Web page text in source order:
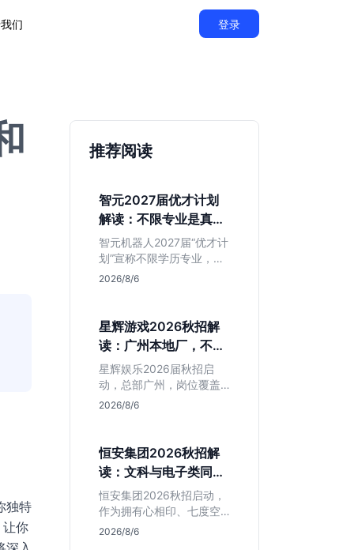
们 登录
独特
让你
推荐阅读
智元2027届优才计划
解读：不限专业是真的
吗？
智元机器人2027届“优才计
划”宣称不限学历专业，实
则聚焦具身智能顶尖人
真等核心方向，帮你判断
是否值得投递及如何准备
硬核项目。
2026/8/6
星辉游戏2026秋招解
读：广州本地厂，不限
专业但薪资面议
星辉娱乐2026届秋招启
动，总部广州，岗位覆盖
技术、美术、策划。PHP
想接触项目全流程的应届
生，追求大厂光环者慎
投。
2026/8/6
恒安集团2026秋招解
读：文科与电子类同学
的稳妥选择？
恒安集团2026秋招启动，
作为拥有心相印、七度空
间等国民品牌的快消巨
2026/8/6